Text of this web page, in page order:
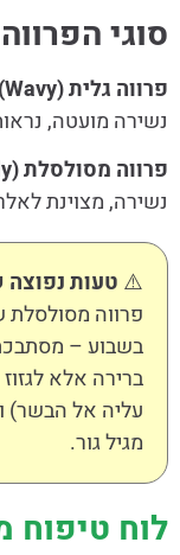
סוגי הפרווה
פרווה גלית (Wavy):
נשירה מועטה,
פרווה מסולסלת (Curly):
נשירה, מצוינת
⚠️ טעות
בשבוע –
ברירה אלא
עליה אל הבשר)
מגיל גור.
לוח טיפוח